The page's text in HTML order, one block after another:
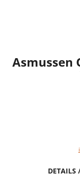
Asmussen
DETAILS